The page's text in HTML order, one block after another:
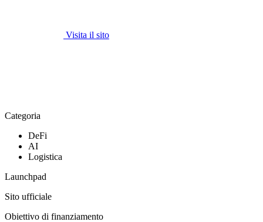
Visita il sito
Categoria
DeFi
AI
Logistica
Launchpad
Sito ufficiale
Obiettivo di finanziamento